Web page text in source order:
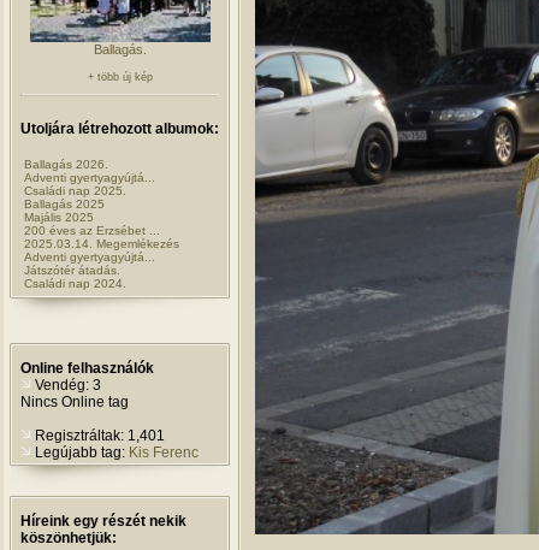
Ballagás.
+ több új kép
Utoljára létrehozott albumok:
Ballagás 2026.
Adventi gyertyagyújtá...
Családi nap 2025.
Ballagás 2025
Majális 2025
200 éves az Erzsébet ...
2025.03.14. Megemlékezés
Adventi gyertyagyújtá...
Játszótér átadás.
Családi nap 2024.
Online felhasználók
Vendég: 3
Nincs Online tag
Regisztráltak: 1,401
Legújabb tag: Kis Ferenc
Híreink egy részét nekik
köszönhetjük: